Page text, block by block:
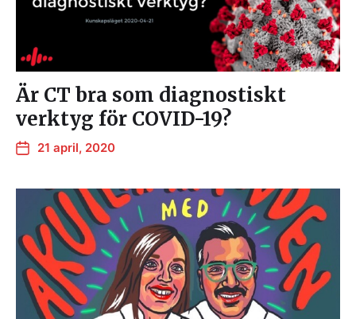
Är CT bra som diagnostiskt
verktyg för COVID-19?
21 april, 2020